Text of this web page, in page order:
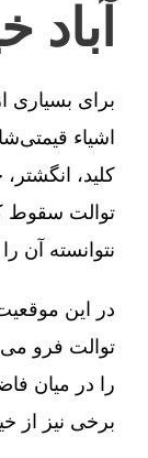
آباد
برای بسیاری
اشیاء
کلید،
توالت سقوط
نتوانسته آن
در این
توالت فرو
را در میان
برخی نیز از